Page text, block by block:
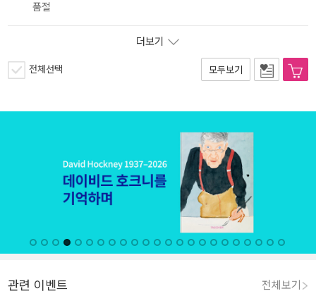
품절
더보기
전체선택 모두보기
관련 이벤트 전체보기